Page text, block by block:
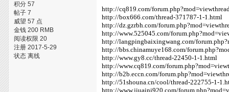
积分 57
帖子 7
威望 57 点
金钱 200 RMB
阅读权限 20
注册 2017-5-29
状态 离线
http://cq819.com/
http://box666.com/thread-371787-1-1.html
http://dz.gzrbh.com/
http://www.525045.com/
http://langpingbaixingwang.com/
http://bbs.chinamuye168.com/
http://www.gy8.cc/thread-22450-1-1.html
http://www.cq819.com/
http://b2b.eccn.com/
http://51shouna.cn/cool/thread-222755-1-
http://www.jiuaini920.com/